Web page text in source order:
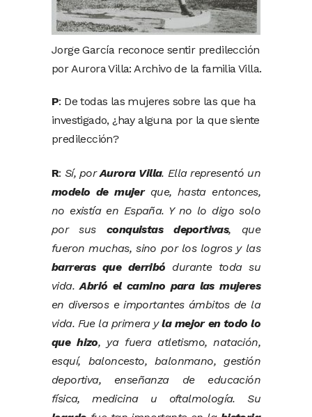
Jorge García reconoce sentir predilección
por Aurora Villa: Archivo de la familia Villa.
P: De todas las mujeres sobre las que ha
investigado, ¿hay alguna por la que siente
predilección?
R: Sí, porAurora Villa. Ella representó un
modelo de mujerque, hasta entonces,
no existía en España. Y no lo digo solo
por sus conquistas deportivas, que
fueron muchas, sino por los logros y las
barreras que derribó durante toda su
vida.Abrió el camino para las mujeres
en diversos e importantes ámbitos de la
vida. Fue la primera yla mejor en todo lo
que hizo, ya fuera atletismo, natación,
esquí, baloncesto, balonmano, gestión
deportiva, enseñanza de educación
física, medicina u oftalmología. Su